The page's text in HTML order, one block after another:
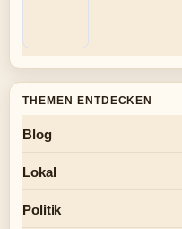
THEMEN ENTDECKEN
Blog
Lokal
Politik